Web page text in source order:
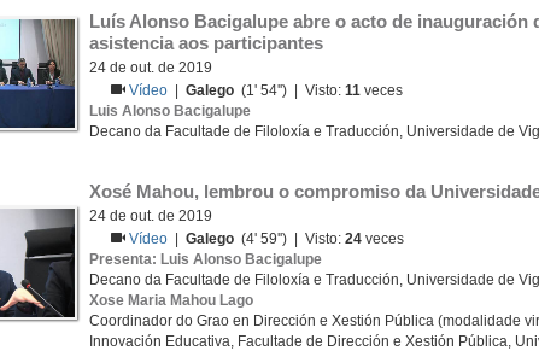
Luís Alonso Bacigalupe abre o acto de inauguración
asistencia aos participantes
24 de out. de 2019
Vídeo
|Galego (1' 54'') | Visto:11 veces
Luis Alonso Bacigalupe
Decano da Facultade de Filoloxía e Traducción, Universidade de
Xosé Mahou, lembrou o compromiso da
24 de out. de 2019
Vídeo
|Galego (4' 59'') | Visto:24 veces
Presenta: Luis Alonso Bacigalupe
Decano da Facultade de Filoloxía e Traducción, Universidade de
Xose Maria Mahou Lago
Coordinador do Grao en Dirección e Xestión Pública (modalidade
Innovación Educativa, Facultade de Dirección e Xestión Pública,